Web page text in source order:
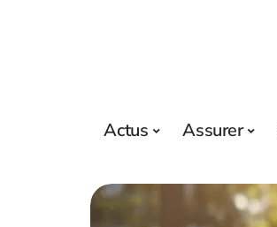
Actus Assurer